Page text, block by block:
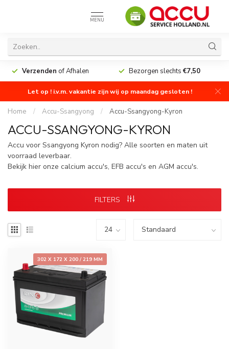
MENU
Verzenden of Afhalen Bezorgen slechts€7,50
Let op ! i.v.m. vakantie zijn wij op maandag gesloten !
Home / Accu-Ssangyong / Accu-Ssangyong-Kyron
ACCU-SSANGYONG-KYRON
Accu voor Ssangyong Kyron nodig? Alle soorten en maten uit
voorraad leverbaar.
Bekijk hier onze calcium accu's, EFB accu's en AGM accu's.
FILTERS
302 X 172 X 200 / 219 MM